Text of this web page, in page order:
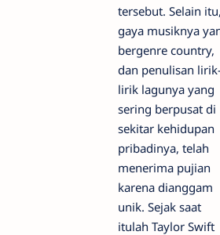
tersebut. Selain itu,
gaya musiknya
bergenre country,
dan penulisan
lirik lagunya yang
sering berpusat di
sekitar kehidupan
pribadinya, telah
menerima pujian
karena dianggam
unik. Sejak saat
itulah Taylor Swift